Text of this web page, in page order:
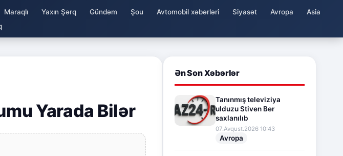
Maraqlı Yaxın Şərq Gündəm Şou Avtomobil xəbərləri Siyasət Avropa
Asia
Yarada Bilər
Ən Son Xəbərlər
Tanınmış televiziya
ulduzu Stiven Ber
saxlanılıb
07.Avqust.2026 10:43
Avropa